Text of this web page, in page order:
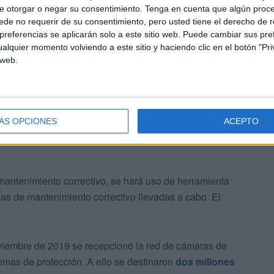
otorgar o negar su consentimiento. Tenga en cuenta que algún
no requerir de su consentimiento, pero usted tiene el derecho de
se aplicarán solo a este sitio web. Puede cambiar sus
momento volviendo a este sitio y haciendo clic en el botón
OPCIONES ACEPTO
un sistema de asistencia remota para software
de una semana de duración para modificaciones,
correctivo, se hará uso de herramienta
de mantenimiento correctivo llevadas a cabo. El
de 2019 se recepcionó la red de cámaras de
de protección. A ello se destinaron dos millones